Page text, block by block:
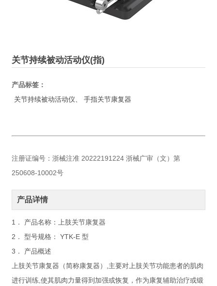
关节持续被动活动仪(指)
产品标签：
关节持续被动活动仪、 手指关节康复器
​注册证编号：浙械注准 20222191224 浙械广审（文）第
250608-10002号
产品详情
1． 产品名称：上肢关节康复器
2． 型号规格： YTK-E 型
3． 产品概述
上肢关节康复器（简称康复器）,主要对上肢关节功能患者的肌肉
进行训练,使其肌肉力量得到加强或恢复，作为康复辅助治疗或锻